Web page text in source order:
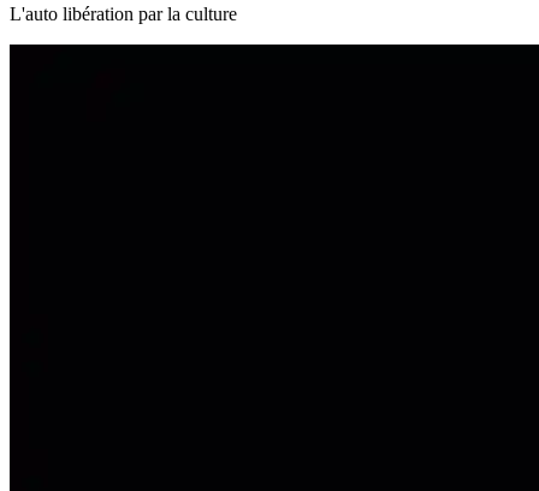
L'auto libération par la culture